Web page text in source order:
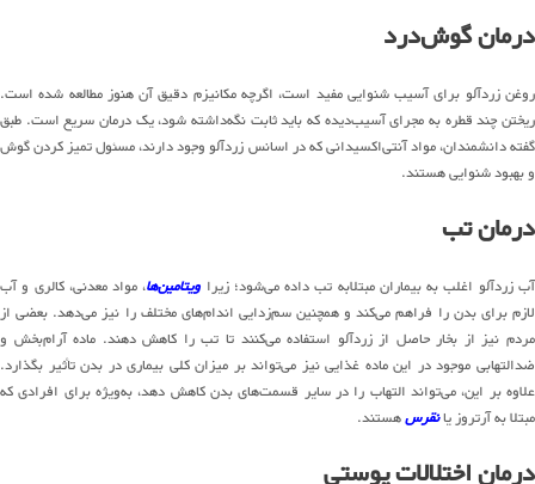
درمان گوش‌درد
روغن زردآلو برای آسیب شنوایی مفید است، اگرچه مکانیزم دقیق آن هنوز مطالعه شده است.
ریختن چند قطره به مجرای آسیب‌دیده که باید ثابت نگه‌داشته شود، یک درمان سریع است. طبق
گفته دانشمندان، مواد آنتی‌اکسیدانی که در اسانس زردآلو وجود دارند، مسئول تمیز کردن گوش
و بهبود شنوایی هستند.
درمان تب
آب زردآلو اغلب به بیماران مبتلابه تب داده می‌شود؛ زیرا ویتامین‌ها، مواد معدنی، کالری و آب
لازم برای بدن را فراهم می‌کند و همچنین سم‌زدایی اندام‌های مختلف را نیز می‌دهد. بعضی از
مردم نیز از بخار حاصل از زردآلو استفاده می‌کنند تا تب را کاهش دهند. ماده آرام‌بخش و
ضدالتهابی موجود در این ماده غذایی نیز می‌تواند بر میزان کلی بیماری در بدن تأثیر بگذارد.
علاوه بر این، می‌تواند التهاب را در سایر قسمت‌های بدن کاهش دهد، به‌ویژه برای افرادی که
مبتلا به آرتروز یانقرسهستند.
درمان اختلالات پوستی